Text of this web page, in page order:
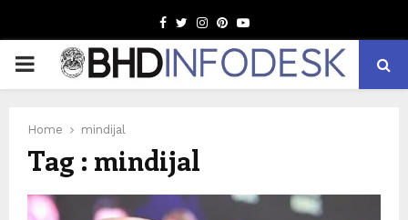
Facebook
TwitterInstagram
Pinterest
Youtube
PRIMARY
Home mindijal
Tag : mindijal